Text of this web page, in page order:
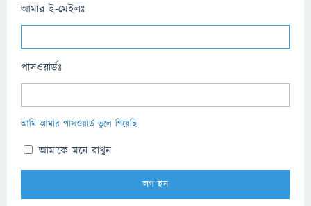
আমার ই-মেইলঃ
পাসওয়ার্ডঃ
আমি আমার পাসওয়ার্ড ভুলে গিয়েছি
আমাকে মনে রাখুন